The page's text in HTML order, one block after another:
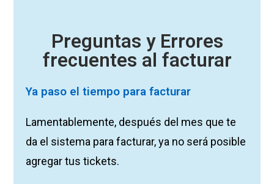
Preguntas y Errores
frecuentes al facturar
Ya paso el tiempo para facturar
Lamentablemente, después del mes que te
da el sistema para facturar, ya no será posible
agregar tus tickets.